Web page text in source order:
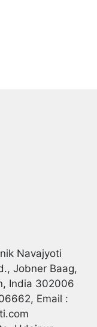
Navajyoti
Jobner Baag,
India 302006
Email :